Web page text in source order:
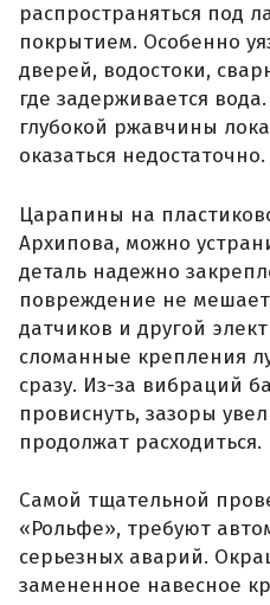
распространяться под
покрытием. Особенно
дверей, водостоки,
где задерживается
глубокой ржавчины
оказаться недостаточно.
Царапины на
Архипова, можно
деталь надежно
повреждение не
датчиков и другой
сломанные крепления
сразу. Из-за вибраций
провиснуть, зазоры
продолжат расходиться.
Самой тщательной
«Рольфе», требуют
серьезных аварий.
замененное навесное